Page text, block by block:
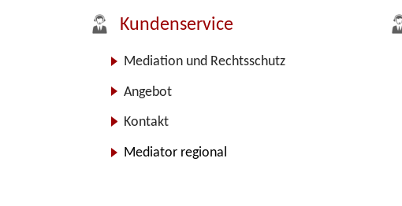
Kundenservice
Mediation und Rechtsschutz
Angebot
Kontakt
Mediator regional